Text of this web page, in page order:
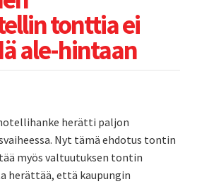
tonttia ei
ale-hintaan
herätti paljon
Nyt tämä ehdotus tontin
myös valtuutuksen tontin
herättää, että kaupungin